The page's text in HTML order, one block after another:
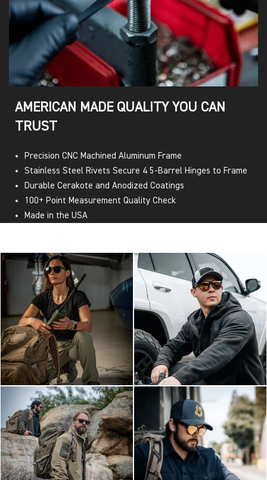
AMERICAN MADE QUALITY YOU CAN
TRUST
Precision CNC Machined Aluminum Frame
Stainless Steel Rivets Secure 4 5-Barrel Hinges to Frame
Durable Cerakote and Anodized Coatings
100+ Point Measurement Quality Check
Made in the USA